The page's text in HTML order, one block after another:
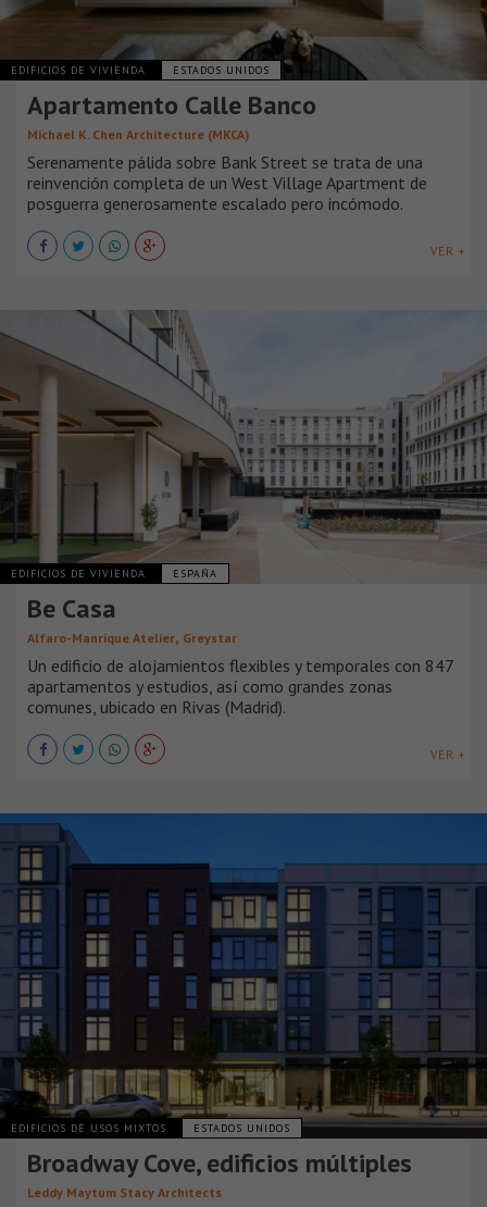
EDIFICIOS DE VIVIENDA ESTADOS UNIDOS
Apartamento Calle Banco
Michael K. Chen Architecture (MKCA)
Serenamente pálida sobre Bank Street se trata de una
reinvención completa de un West Village Apartment de
posguerra generosamente escalado pero incómodo.
VER +
EDIFICIOS DE VIVIENDA ESPAÑA
Be Casa
Alfaro-Manrique Atelier, Greystar
Un edificio de alojamientos flexibles y temporales con 847
apartamentos y estudios, así como grandes zonas
comunes, ubicado en Rivas (Madrid).
VER +
EDIFICIOS DE USOS MIXTOS ESTADOS UNIDOS
Broadway Cove, edificios múltiples
Leddy Maytum Stacy Architects